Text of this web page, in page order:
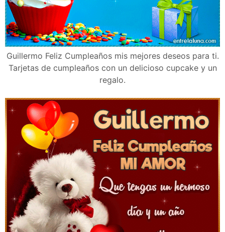
Guillermo Feliz Cumpleaños mis mejores deseos para ti.
Tarjetas de cumpleaños con un delicioso cupcake y un
regalo.